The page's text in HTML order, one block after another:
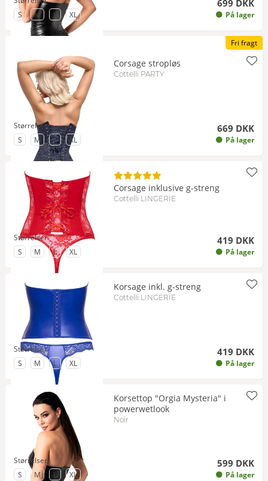
699 DKK
På lager
til Størrelse
S til Størrelse
M til Størrelse
L til Størrelse
XL
Fri fragt
Corsage stropløs
Cottelli PARTY
669 DKK
På lager
Størrelser
til Størrelse
S til Størrelse
M til Størrelse
L til Størrelse
XL
Corsage inklusive g-streng
Cottelli LINGERIE
419 DKK
På lager
Størrelser
til Størrelse
S til Størrelse
M til Størrelse
L til Størrelse
XL
Korsage inkl. g-streng
Cottelli LINGERIE
419 DKK
På lager
Størrelser
til Størrelse
S til Størrelse
M til Størrelse
L til Størrelse
XL
Korsettop "Orgia Mysteria" i
powerwetlook
Noir
599 DKK
På lager
Størrelser
til Størrelse
S til Størrelse
M til Størrelse
L til Størrelse
XL